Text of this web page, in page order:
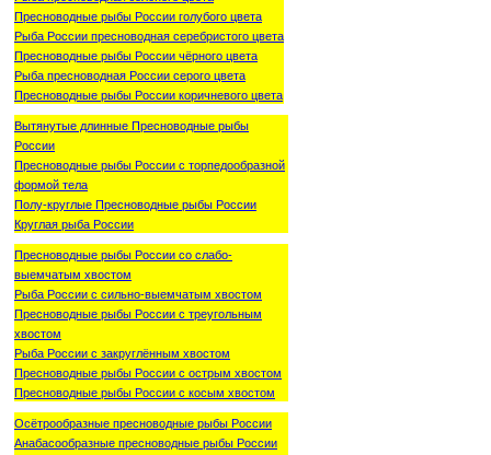
Пресноводные рыбы России голубого цвета
Рыба России пресноводная серебристого цвета
Пресноводные рыбы России чёрного цвета
Рыба пресноводная России серого цвета
Пресноводные рыбы России коричневого цвета
Вытянутые длинные Пресноводные рыбы
России
Пресноводные рыбы России с торпедообразной
формой тела
Полу-круглые Пресноводные рыбы России
Круглая рыба России
Пресноводные рыбы России со слабо-
выемчатым хвостом
Рыба России с сильно-выемчатым хвостом
Пресноводные рыбы России с треугольным
хвостом
Рыба России с закруглённым хвостом
Пресноводные рыбы России с острым хвостом
Пресноводные рыбы России с косым хвостом
Осётрообразные пресноводные рыбы России
Анабасообразные пресноводные рыбы России